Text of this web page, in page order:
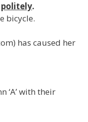
politely.
bicycle.
has caused her
‘A’ with their